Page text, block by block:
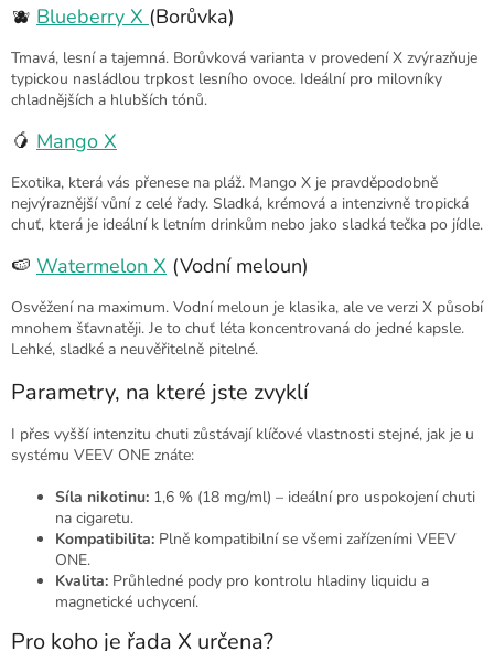
🫐 Blueberry X (Borůvka)
Tmavá, lesní a tajemná. Borůvková varianta v provedení X zvýrazňuje
typickou nasládlou trpkost lesního ovoce. Ideální pro milovníky
chladnějších a hlubších tónů.
🥭 Mango X
Exotika, která vás přenese na pláž. Mango X je pravděpodobně
nejvýraznější vůní z celé řady. Sladká, krémová a intenzivně tropická
chuť, která je ideální k letním drinkům nebo jako sladká tečka po jídle.
🍉 Watermelon X (Vodní meloun)
Osvěžení na maximum. Vodní meloun je klasika, ale ve verzi X působí
mnohem šťavnatěji. Je to chuť léta koncentrovaná do jedné kapsle.
Lehké, sladké a neuvěřitelně pitelné.
Parametry, na které jste zvyklí
I přes vyšší intenzitu chuti zůstávají klíčové vlastnosti stejné, jak je u
systému VEEV ONE znáte:
Síla nikotinu: 1,6 % (18 mg/ml) – ideální pro uspokojení chuti
na cigaretu.
Kompatibilita: Plně kompatibilní se všemi zařízeními VEEV
ONE.
Kvalita: Průhledné pody pro kontrolu hladiny liquidu a
magnetické uchycení.
Pro koho je řada X určena?